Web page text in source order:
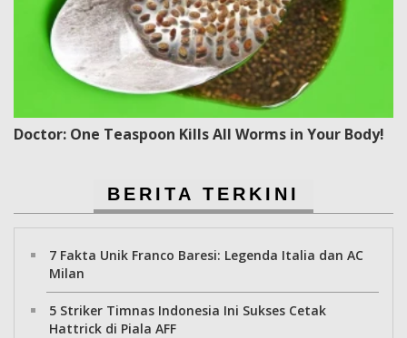
Doctor: One Teaspoon Kills All Worms in Your Body!
BERITA TERKINI
7 Fakta Unik Franco Baresi: Legenda Italia dan AC
Milan
5 Striker Timnas Indonesia Ini Sukses Cetak
Hattrick di Piala AFF